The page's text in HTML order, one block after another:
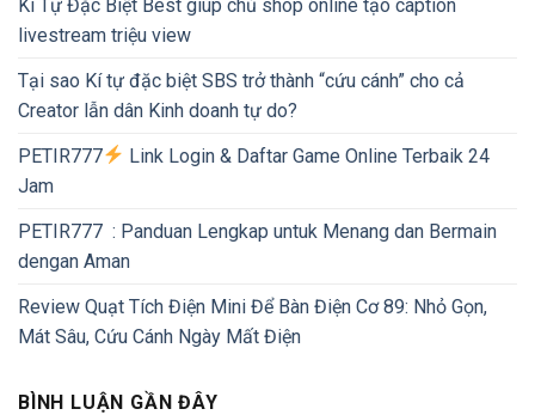
Kí Tự Đặc Biệt Best giúp chủ shop online tạo caption
livestream triệu view
Tại sao Kí tự đặc biệt SBS trở thành “cứu cánh” cho cả
Creator lẫn dân Kinh doanh tự do?
PETIR777
Link Login & Daftar Game Online Terbaik 24
Jam
PETIR777 : Panduan Lengkap untuk Menang dan Bermain
dengan Aman
Review Quạt Tích Điện Mini Để Bàn Điện Cơ 89: Nhỏ Gọn,
Mát Sâu, Cứu Cánh Ngày Mất Điện
BÌNH LUẬN GẦN ĐÂY